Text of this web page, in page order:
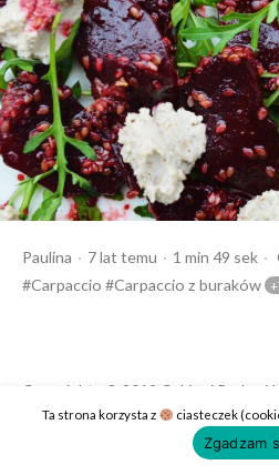
Opublikowany
przez
Paulina 7 lat temu
Czas
czytania
1 min 49 sek
Carpaccio
Carpaccio z buraków
Copyrights © 2019 Cukier i Puder.
Polityka prywatności
Kontakt
Ta strona korzysta z ciasteczek
Zgadzam